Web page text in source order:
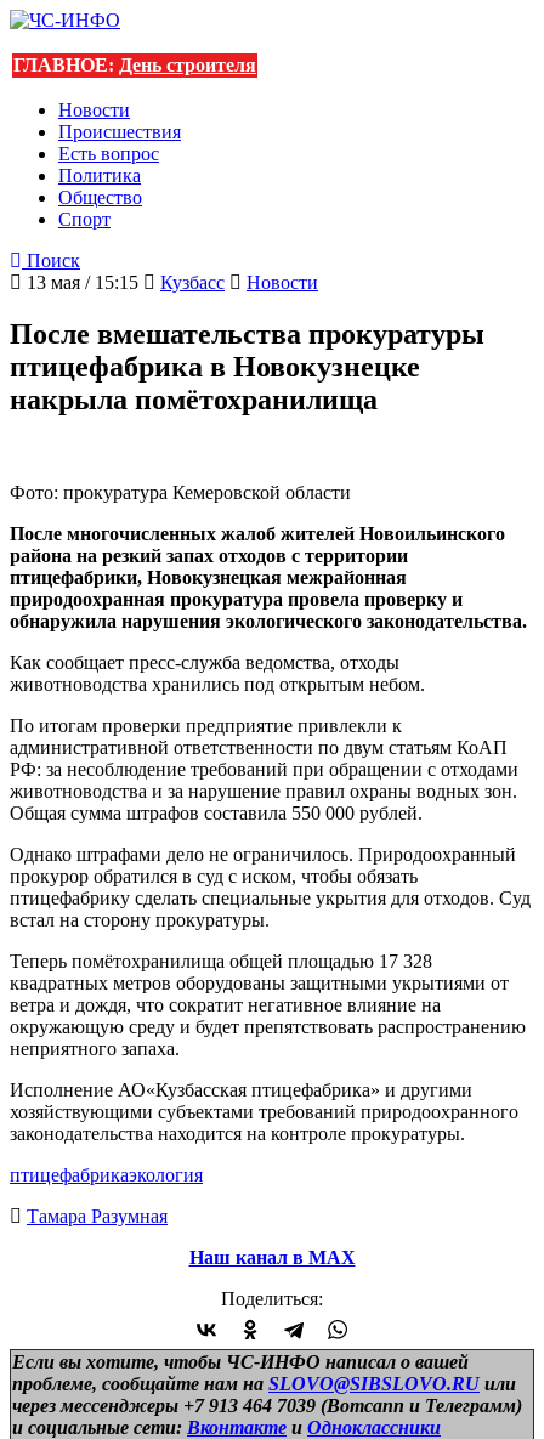
ГЛАВНОЕ: День строителя
Новости
Происшествия
Есть вопрос
Политика
Общество
Спорт
Поиск
13 мая / 15:15
Кузбасс Новости
После вмешательства прокуратуры
птицефабрика в Новокузнецке
накрыла помётохранилища
Фото: прокуратура Кемеровской области
После многочисленных жалоб жителей Новоильинского
района на резкий запах отходов с территории
птицефабрики, Новокузнецкая межрайонная
природоохранная прокуратура провела проверку и
обнаружила нарушения экологического законодательства.
Как сообщает пресс-служба ведомства, отходы
животноводства хранились под открытым небом.
По итогам проверки предприятие привлекли к
административной ответственности по двум статьям КоАП
РФ: за несоблюдение требований при обращении с отходами
животноводства и за нарушение правил охраны водных зон.
Общая сумма штрафов составила 550 000 рублей.
Однако штрафами дело не ограничилось. Природоохранный
прокурор обратился в суд с иском, чтобы обязать
птицефабрику сделать специальные укрытия для отходов. Суд
встал на сторону прокуратуры.
Теперь помётохранилища общей площадью 17 328
квадратных метров оборудованы защитными укрытиями от
ветра и дождя, что сократит негативное влияние на
окружающую среду и будет препятствовать распространению
неприятного запаха.
Исполнение АО«Кузбасская птицефабрика» и другими
хозяйствующими субъектами требований природоохранного
законодательства находится на контроле прокуратуры.
птицефабрикаэкология
Тамара Разумная
Наш канал в МАХ
Поделиться:
Если вы хотите, чтобы ЧС-ИНФО написал о вашей
проблеме, сообщайте нам на SLOVO@SIBSLOVO.RU или
через мессенджеры +7 913 464 7039 (Вотсапп и Телеграмм)
и социальные сети: Вконтакте и Одноклассники